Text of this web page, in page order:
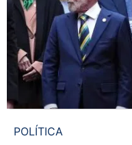
POLÍTICA